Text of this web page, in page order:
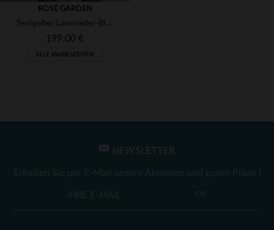
VERFÜGBARE GRÖSSEN
2XL 3XL
ROSE GARDEN
Senfgelber Lammleder-Blouson mit slimfit-Schnitt und Biker-Details.
199,00 €
ALLE JAHRESZEITEN
NEWSLETTER
Erhalten Sie per E-Mail unsere Aktionen und guten Pläne !
OK